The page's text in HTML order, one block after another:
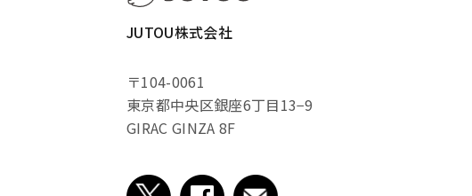
JUTOU株式会社
〒104-0061
東京都中央区銀座6丁目13−9
GIRAC GINZA 8F